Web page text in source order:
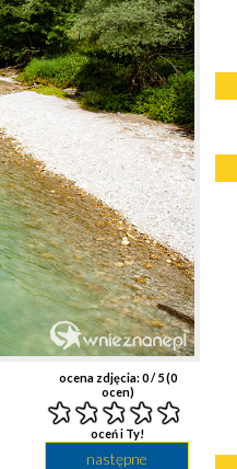
ocena zdjęcia:0/ 5 (0
ocen)
oceń i Ty!
następne